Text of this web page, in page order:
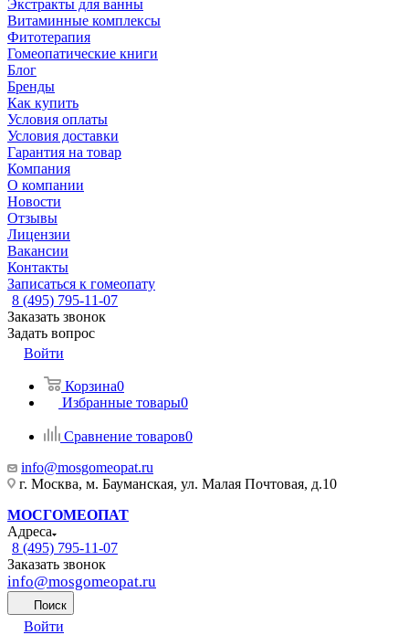
Экстракты для ванны
Витаминные комплексы
Фитотерапия
Гомеопатические книги
Блог
Бренды
Как купить
Условия оплаты
Условия доставки
Гарантия на товар
Компания
О компании
Новости
Отзывы
Лицензии
Вакансии
Контакты
Записаться к гомеопату
8 (495) 795-11-07
Заказать звонок
Задать вопрос
Войти
Корзина0
Избранные товары0
Сравнение товаров0
info@mosgomeopat.ru
г. Москва, м. Бауманская, ул. Малая Почтовая, д.10
МОСГОМЕОПАТ
Адреса
8 (495) 795-11-07
Заказать звонок
info@mosgomeopat.ru
Поиск
Войти